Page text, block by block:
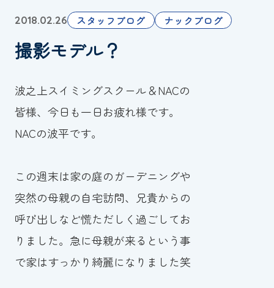
団体会員募集
採用情報
お知らせ
カレンダー
波スイタイムズ
お問い合わせ
2018.02.26 スタッフブログ ナックブログ
撮影モデル？
波之上スイミングスクール＆NACの
皆様、今日も一日お疲れ様です。
NACの波平です。
この週末は家の庭のガーデニングや
突然の母親の自宅訪問、兄貴からの
呼び出しなど慌ただしく過ごしてお
りました。急に母親が来るという事
で家はすっかり綺麗になりました笑